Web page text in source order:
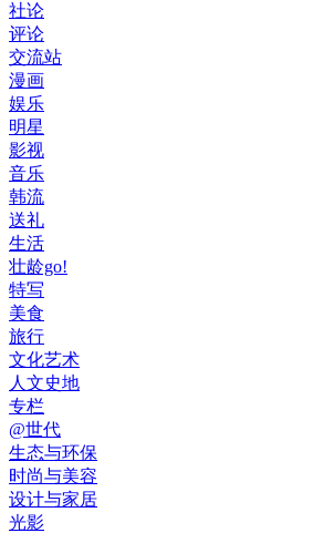
社论
评论
交流站
漫画
娱乐
明星
影视
音乐
韩流
送礼
生活
壮龄go!
特写
美食
旅行
文化艺术
人文史地
专栏
@世代
生态与环保
时尚与美容
设计与家居
光影